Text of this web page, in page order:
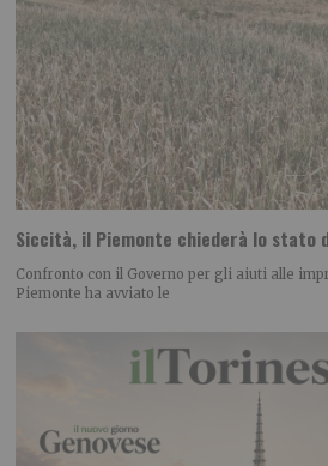
Siccità, il Piemonte chiederà lo stato
Confronto con il Governo per gli aiuti alle
Piemonte ha avviato le